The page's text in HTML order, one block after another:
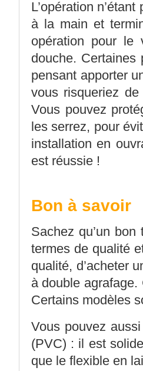
L’opération
à la main et
opération pour le
douche. Certaines
pensant apporter
vous risqueriez
Vous pouvez
les serrez, pour
installation en
est réussie !
Bon à savoir
Sachez qu’un
termes de qualité
qualité, d’acheter
à double
Certains modèles
Vous pouvez
(PVC) : il est
que le flexible en